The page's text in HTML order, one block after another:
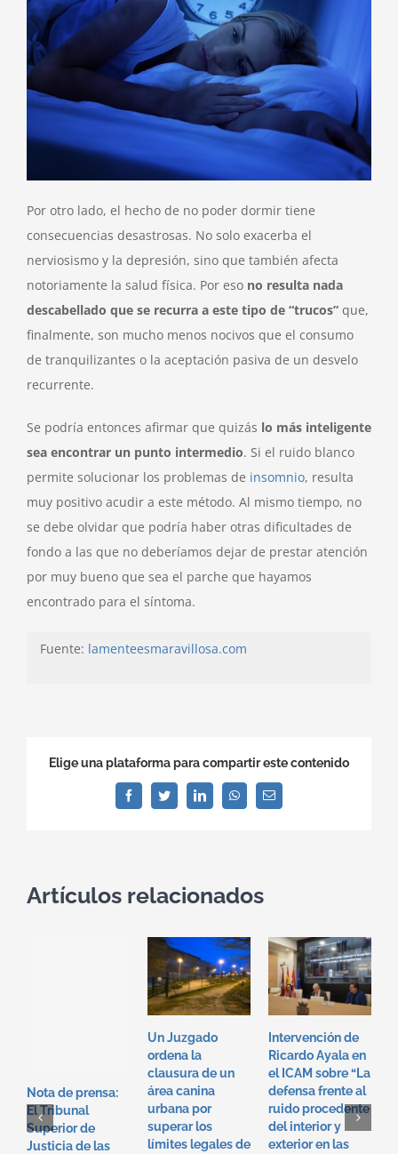
Por otro lado, el hecho de no poder dormir tiene
consecuencias desastrosas. No solo exacerba el
nerviosismo y la depresión, sino que también afecta
notoriamente la salud física. Por eso no resulta nada
descabellado que se recurra a este tipo de “trucos” que,
finalmente, son mucho menos nocivos que el consumo
de tranquilizantes o la aceptación pasiva de un desvelo
recurrente.
Se podría entonces afirmar que quizás lo más inteligente
sea encontrar un punto intermedio. Si el ruido blanco
permite solucionar los problemas de insomnio, resulta
muy positivo acudir a este método. Al mismo tiempo, no
se debe olvidar que podría haber otras dificultades de
fondo a las que no deberíamos dejar de prestar atención
por muy bueno que sea el parche que hayamos
encontrado para el síntoma.
Fuente: lamenteesmaravillosa.com
Elige una plataforma para compartir este contenido
FacebookTwitterLinkedInWhatsAppCorreo
electrónico
Artículos relacionados
Nota de prensa:
El Tribunal
Superior de
Justicia de las
Un Juzgado
ordena la
clausura de un
área canina
urbana por
superar los
límites legales de
Intervención de
Ricardo Ayala en
el ICAM sobre “La
defensa frente al
ruido procedente
del interior y
exterior en las